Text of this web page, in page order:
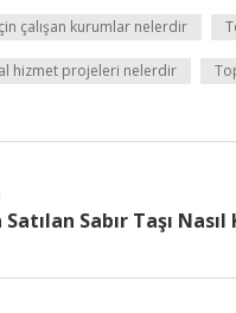
çalışan kurumlar nelerdir
hizmet projeleri nelerdir
Sabır Taşı Nasıl